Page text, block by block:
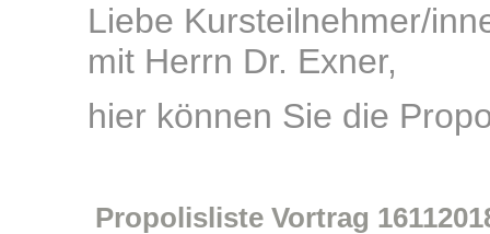
Liebe Kursteilnehmer/
mit Herrn Dr. Exner,
hier können Sie die
Propolisliste Vortrag